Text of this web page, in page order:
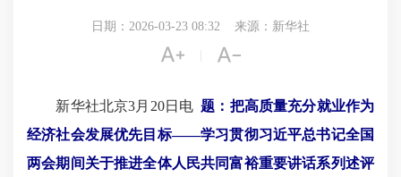
日期：2026-03-23 08:32 来源：新华社
 
新华社北京3月20日电题： 把高质量充分就业作为
经济社会发展优先目标——学习贯彻习近平总书记全国
两会期间关于推进全体人民共同富裕重要讲话系列述评